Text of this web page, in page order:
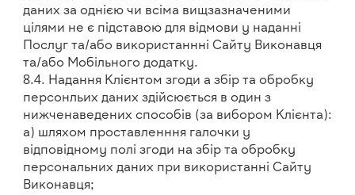
даних за однією чи всіма вищзазначеними
цілями не є підставою для відмови у наданні
Послуг та/або використаннні Сайту Виконавця
та/або Мобільного додатку.
8.4. Надання Клієнтом згоди а збір та обробку
персонльих даних здійсюється в один з
нижченаведених способів (за вибором Клієнта):
а) шляхом проставленння галочки у
відповідному полі згоди на збір та обробку
персональних даних при використанні Сайту
Виконавця;